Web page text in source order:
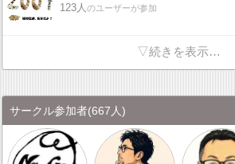
123人のユーザーが参加
▽続きを表示…
サークル参加者(667人)